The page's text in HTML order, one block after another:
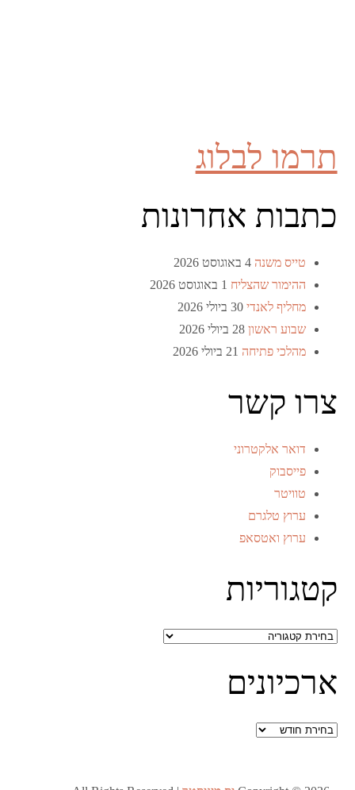
תרמו לבלוג
כתבות אחרונות
טייס משנה 4 באוגוסט 2026
ההימור שהצליח 1 באוגוסט 2026
מחליף לאנדי 30 ביולי 2026
שבוע ראשון 28 ביולי 2026
מהלכי פתיחה 21 ביולי 2026
צרו קשר
דואר אלקטרוני
פייסבוק
טוויטר
ערוץ טלגרם
ערוץ ואטסאפ
קטגוריות
קטגוריות
ארכיונים
ארכיונים